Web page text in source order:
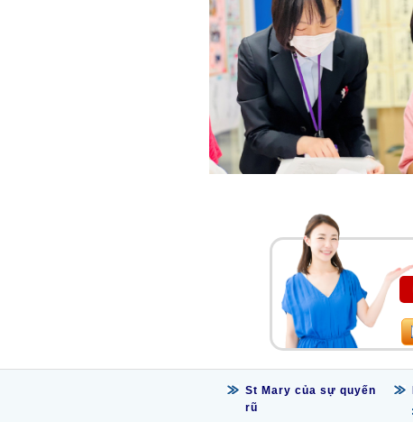
St Mary của sự quyến
rũ